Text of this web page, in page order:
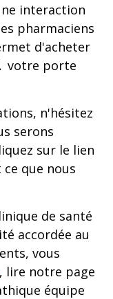
interaction
pharmaciens
d'acheter
votre porte
n'hésitez
serons
sur le lien
que nous
de santé
accordée au
vous
, lire notre page
équipe